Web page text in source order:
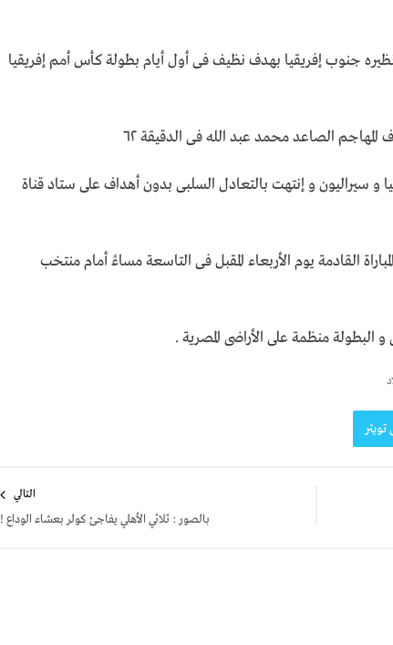
للشباب تحت ٢٠ سنة على نظيره جنوب إفريقيا بهدف نظيف فى أول أيام بطولة كأس أمم إفريقيا
الصاعد محمد عبد الله فى الدقيقة ٦٢
و سيراليون و إنتهت بالتعادل السلبى بدون أهداف على ستاد قناة
القادمة يوم الأربعاء المقبل فى التاسعة مساءً أمام منتخب
البطولة منظمة على الأراضى المصرية .
التالي
بالصور : ثلاثي الأهلي يفاجئ كولر بعشاء الوداع !